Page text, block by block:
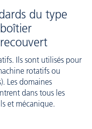
du type
Ils sont utilisés pour
rotatifs ou
Les domaines
dans tous les
et mécanique.